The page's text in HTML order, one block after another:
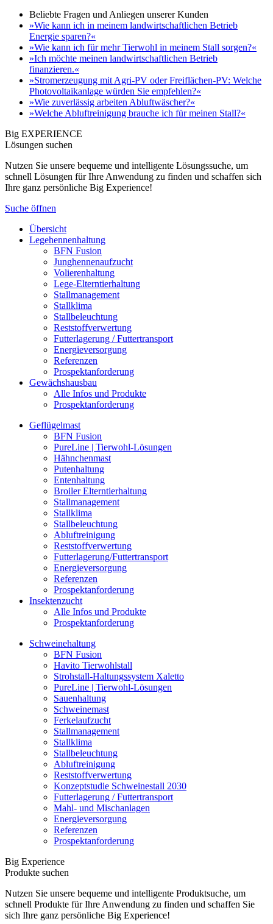
Beliebte Fragen und Anliegen unserer Kunden
»Wie kann ich in meinem landwirtschaftlichen Betrieb
Energie sparen?«
»Wie kann ich für mehr Tierwohl in meinem Stall sorgen?«
»Ich möchte meinen landwirtschaftlichen Betrieb
finanzieren.«
»Stromerzeugung mit Agri-PV oder Freiflächen-PV: Welche
Photovoltaikanlage würden Sie empfehlen?«
»Wie zuverlässig arbeiten Abluftwäscher?«
»Welche Abluftreinigung brauche ich für meinen Stall?«
Big EXPERIENCE
Lösungen suchen
Nutzen Sie unsere bequeme und intelligente Lösungssuche, um
schnell Lösungen für Ihre Anwendung zu finden und schaffen sich
Ihre ganz persönliche Big Experience!
Suche öffnen
Übersicht
Legehennenhaltung
BFN Fusion
Junghennenaufzucht
Volierenhaltung
Lege-Elterntierhaltung
Stallmanagement
Stallklima
Stallbeleuchtung
Reststoffverwertung
Futterlagerung / Futtertransport
Energieversorgung
Referenzen
Prospektanforderung
Gewächshausbau
Alle Infos und Produkte
Prospektanforderung
Geflügelmast
BFN Fusion
PureLine | Tierwohl-Lösungen
Hähnchenmast
Putenhaltung
Entenhaltung
Broiler Elterntierhaltung
Stallmanagement
Stallklima
Stallbeleuchtung
Abluftreinigung
Reststoffverwertung
Futterlagerung/Futtertransport
Energieversorgung
Referenzen
Prospektanforderung
Insektenzucht
Alle Infos und Produkte
Prospektanforderung
Schweinehaltung
BFN Fusion
Havito Tierwohlstall
Strohstall-Haltungssystem Xaletto
PureLine | Tierwohl-Lösungen
Sauenhaltung
Schweinemast
Ferkelaufzucht
Stallmanagement
Stallklima
Stallbeleuchtung
Abluftreinigung
Reststoffverwertung
Konzeptstudie Schweinestall 2030
Futterlagerung / Futtertransport
Mahl- und Mischanlagen
Energieversorgung
Referenzen
Prospektanforderung
Big Experience
Produkte suchen
Nutzen Sie unsere bequeme und intelligente Produktsuche, um
schnell Produkte für Ihre Anwendung zu finden und schaffen Sie
sich Ihre ganz persönliche Big Experience!